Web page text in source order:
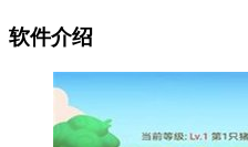
软件介绍